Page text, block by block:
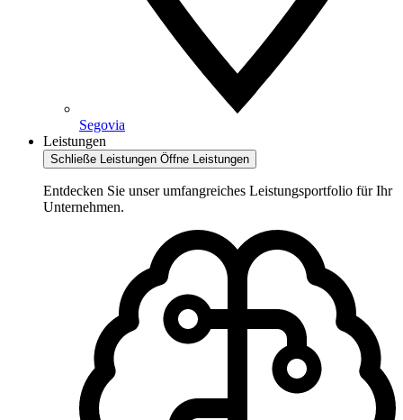
Segovia
Leistungen
Schließe Leistungen Öffne Leistungen
Entdecken Sie unser umfangreiches Leistungsportfolio für Ihr
Unternehmen.